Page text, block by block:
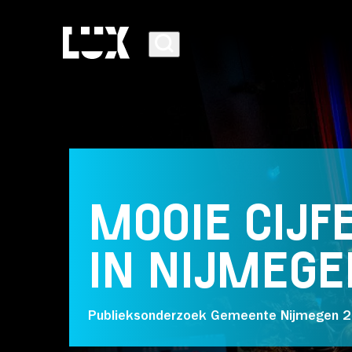
AGENDA
PROGRAMMA
MOOIE
IN
Publieksonderzoek Gemeente Nijmegen